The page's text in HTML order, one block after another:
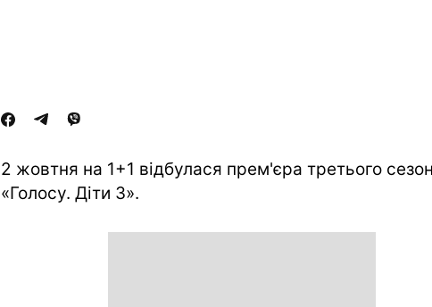
2 жовтня на 1+1 відбулася прем'єра третього
«Голосу. Діти 3».